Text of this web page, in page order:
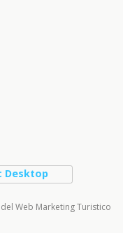
Desktop
Web Marketing Turistico